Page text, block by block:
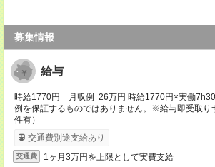
募集情報
給与
時給1770円 月収例 26万円 時給1770円×実働
例を保証するものではありません。※給与即受取り
件有）
交通費別途支給あり
交通費 1ヶ月3万円を上限として実費支給